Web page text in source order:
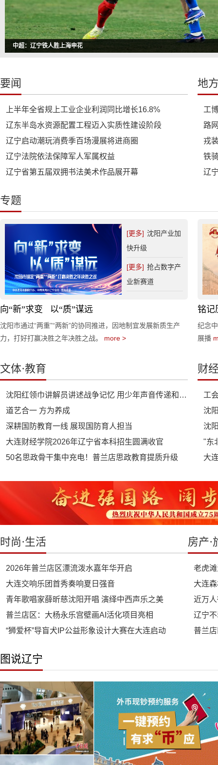
中超：辽宁铁人胜上海申花
要闻
上半年全省规上工业企业利润同比增长16.8%
辽东半岛水资源配置工程迈入实质性建设阶段
辽宁启动潮玩消费季百场漫展将进商圈
辽宁法院依法保障军人军属权益
辽宁省第五届双拥书法美术作品展开幕
地
工
路
辽
专题
[更多] 沈阳产业加
快升级
[更多] 抢占数字产
业新赛道
向“新”求变 以“质”谋远
沈阳市通过“两重”“两新”的协同推进，因地制宜发展新质生产
力，打好打赢决胜之年决胜之战。
more >
铭记
纪念
展播
文体·教育
沈阳红领巾讲解员讲述战争记忆 用少年声音传递和平信念
道艺合一 方为养成
深耕国防教育一线 展现国防育人担当
大连财经学院2026年辽宁省本科招生圆满收官
50名思政骨干集中充电！普兰店思政教育提质升级
财
工
沈
"东
大
时尚·生活
2026年普兰店区漂流泼水嘉年华开启
大连交响乐团首秀奏响夏日强音
青年歌唱家薛昕慈沈阳开唱 演绎中西声乐之美
普兰店区：大杨永乐宫壁画AI活化项目亮相
“狮爱杯”导盲犬IP公益形象设计大赛在大连启动
房产·
老虎
大连
近万
辽宁不
普兰
图说辽宁